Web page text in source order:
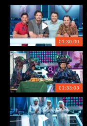
01:30:00
01:33:03